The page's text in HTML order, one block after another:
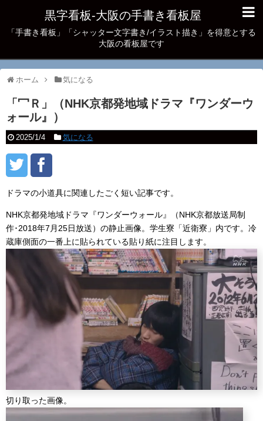
黒字看板‐大阪の手書き看板屋
「手書き看板」「シャッター文字書き/イラスト描き」を得意とする
大阪の看板屋です
ホーム 気になる
「冖Ｒ」（NHK京都発地域ドラマ『ワンダーウ
ォール』）
2025/1/4 気になる
ドラマの小道具に関連したごく短い記事です。
NHK京都発地域ドラマ『ワンダーウォール』（NHK京都放送局制
作･2018年7月25日放送）の静止画像。学生寮「近衛寮」内です。冷
蔵庫側面の一番上に貼られている貼り紙に注目します。
切り取った画像。